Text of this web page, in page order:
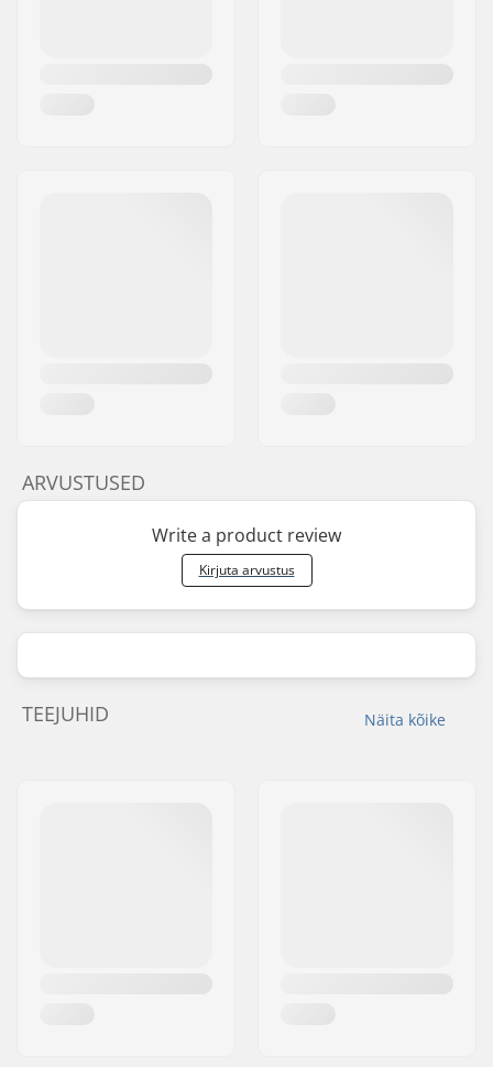
ARVUSTUSED
Write a product review
Kirjuta arvustus
Näita kõike
TEEJUHID